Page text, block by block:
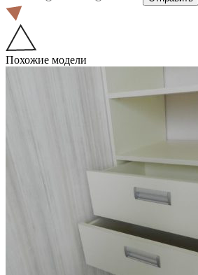
Похожие модели